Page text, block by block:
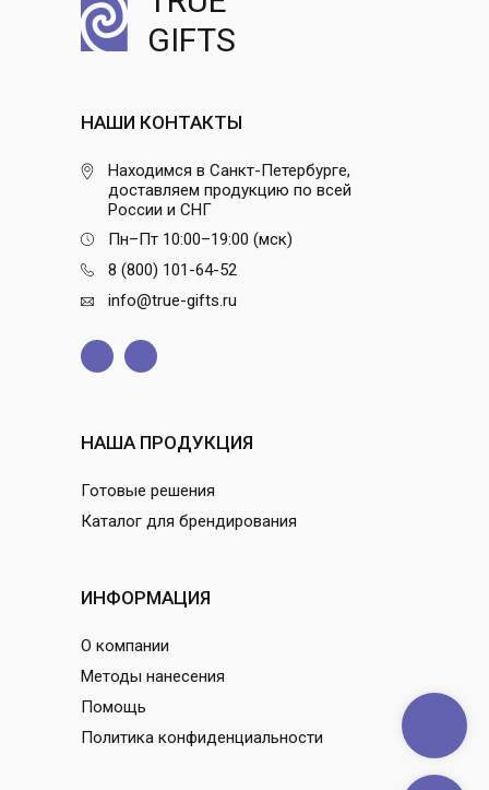
GIFTS
НАША ПРОДУКЦИЯ
Готовые решения
Каталог для брендирования
ИНФОРМАЦИЯ
О компании
Методы нанесения
Помощь
Политика конфиденциальности
НАШИ КОНТАКТЫ
Находимся в Санкт-Петербурге,
доставляем продукцию по всей
России и СНГ
Пн–Пт 10:00–19:00 (мск)
8 (800) 101-64-52
info@true-gifts.ru